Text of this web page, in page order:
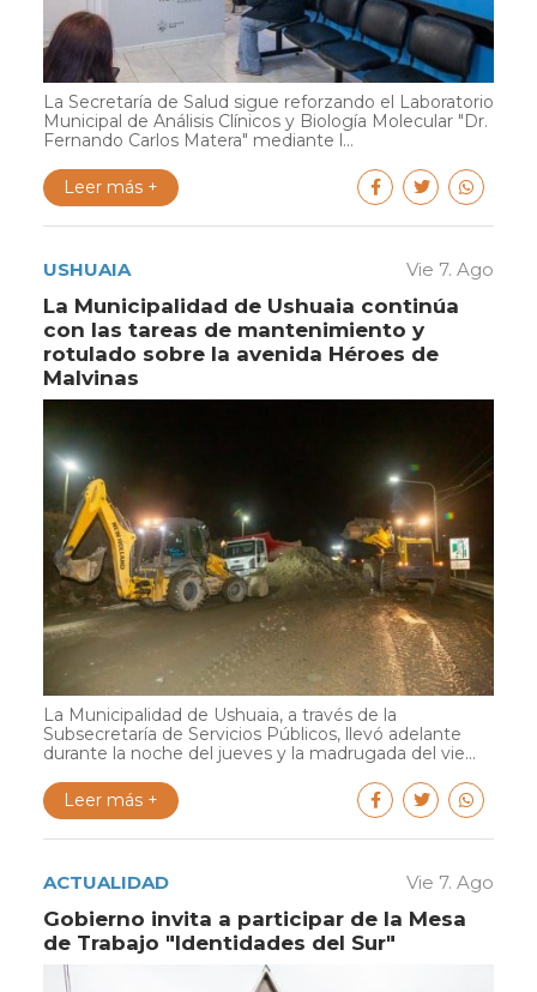
La Secretaría de Salud sigue reforzando el Laboratorio
Municipal de Análisis Clínicos y Biología Molecular "Dr.
Fernando Carlos Matera" mediante l...
Leer más +
USHUAIA Vie 7. Ago
La Municipalidad de Ushuaia continúa
con las tareas de mantenimiento y
rotulado sobre la avenida Héroes de
Malvinas
La Municipalidad de Ushuaia, a través de la
Subsecretaría de Servicios Públicos, llevó adelante
durante la noche del jueves y la madrugada del vie...
Leer más +
ACTUALIDAD Vie 7. Ago
Gobierno invita a participar de la Mesa
de Trabajo "Identidades del Sur"